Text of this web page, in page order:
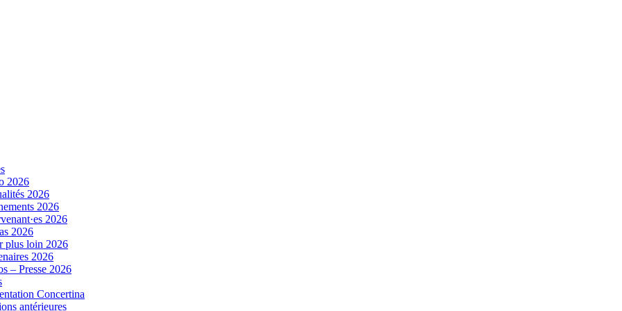
2026
2026
2026
2026
2026
plus loin 2026
2026
– Presse 2026
Concertina
antérieures